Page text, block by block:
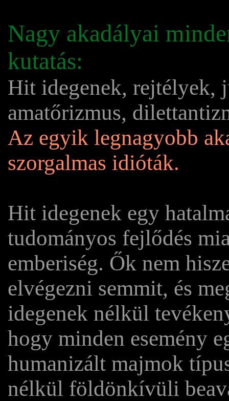
Nagy akadályai
kutatás:
Hit idegenek, rejtélyek,
amatőrizmus,
Az egyik legnagyobb
szorgalmas idióták.
Hit idegenek egy
tudományos fejlődés
emberiség. Ők nem
elvégezni semmit, és
idegenek nélkül
hogy minden esemény
humanizált majmok
nélkül földönkívüli